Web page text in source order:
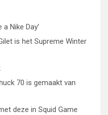
Nike Day’
is het Supreme Winter
70 is gemaakt van
deze in Squid Game